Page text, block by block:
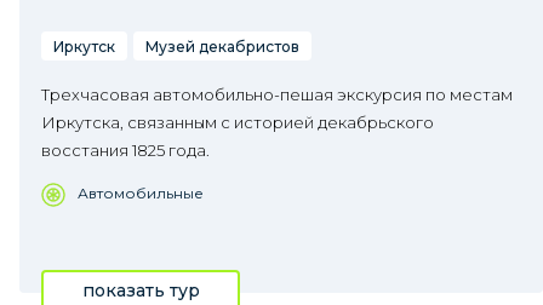
Иркутск Музей декабристов
Трехчасовая автомобильно-пешая экскурсия по местам
Иркутска, связанным с историей декабрьского
восстания 1825 года.
Автомобильные
показать тур